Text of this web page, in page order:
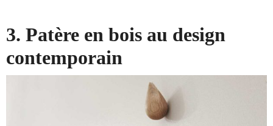
3. Patère en bois au design
contemporain